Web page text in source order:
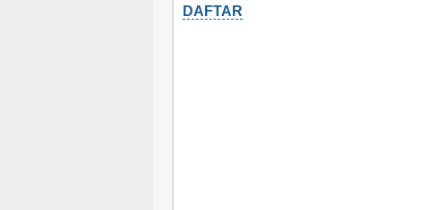
DAFTAR